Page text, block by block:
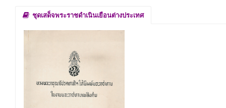
ชุดเสด็จพระราชดำเนินเยือนต่างประเทศ